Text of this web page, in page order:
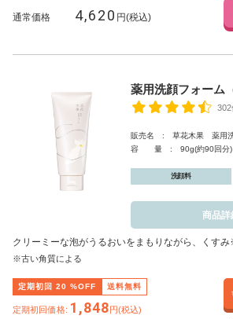
通常価格 4,620 円(税込)
薬用洗顔フォーム
302
販売名 : 草花木果 薬用洗
容 量 : 90g(約90回分)
洗顔料
商品詳
クリーミーな泡がうるおいをまもりながら、くす
※古い角質による
定期初回 20 %OFF 送料無料
定期初回価格: 1,848円(税込)